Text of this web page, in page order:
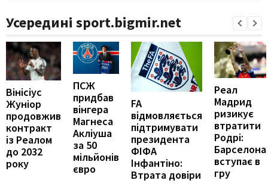
Усередині sport.bigmir.net
Вінісіус
Жуніор
продовжив
контракт
із Реалом
до 2032
року
ПСЖ
придбав
вінгера
Магнеса
Акліуша
за 50
мільйонів
євро
FA
відмовляється
підтримувати
президента
ФІФА
Інфантіно:
Втрата довіри
Реал
Мадрид
ризикує
втратити
Родрі:
Барселона
вступає в
гру